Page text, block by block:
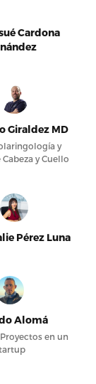
Cardona
Giraldez MD
y
y Cuello
Pérez Luna
Alomá
en un